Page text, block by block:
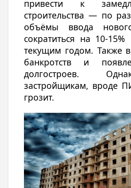
привести к
строительства — по
объёмы ввода
сократиться на 10-
текущим годом. Также
банкротств и
долгостроев.
застройщикам, вроде
грозит.